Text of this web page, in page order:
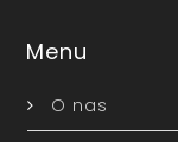
Menu
O nas